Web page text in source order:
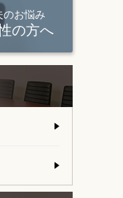
のお悩み
の方へ